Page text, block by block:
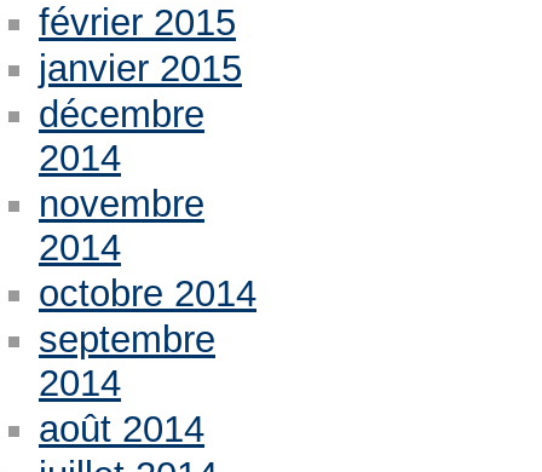
février 2015
janvier 2015
décembre
2014
novembre
2014
octobre 2014
septembre
2014
août 2014